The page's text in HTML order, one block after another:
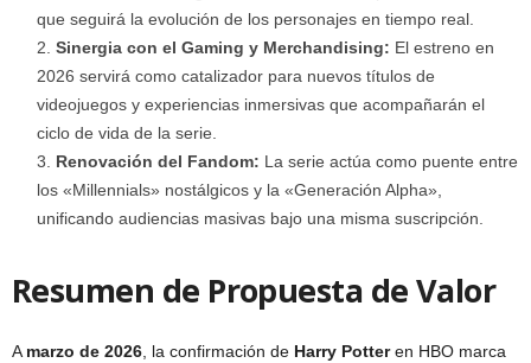
que seguirá la evolución de los personajes en tiempo real.
Sinergia con el Gaming y Merchandising: El estreno en
2026 servirá como catalizador para nuevos títulos de
videojuegos y experiencias inmersivas que acompañarán el
ciclo de vida de la serie.
Renovación del Fandom: La serie actúa como puente entre
los «Millennials» nostálgicos y la «Generación Alpha»,
unificando audiencias masivas bajo una misma suscripción.
Resumen de Propuesta de Valor
Amarzo de 2026, la confirmación de Harry Potteren HBO marca